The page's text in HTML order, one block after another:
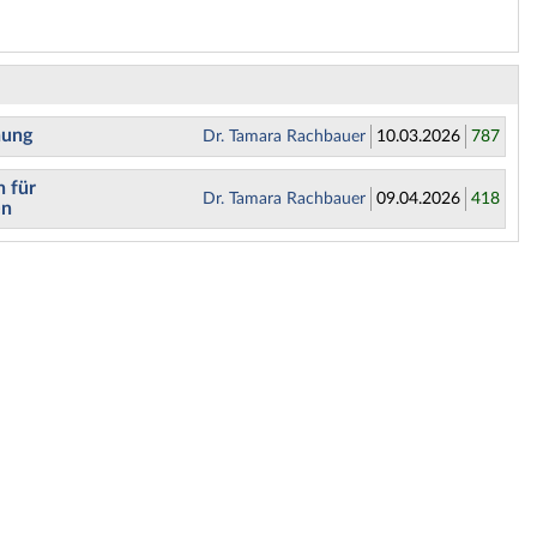
Dr. Tamara Rachbauer 10.03.2026 787
für
Dr. Tamara Rachbauer 09.04.2026 418